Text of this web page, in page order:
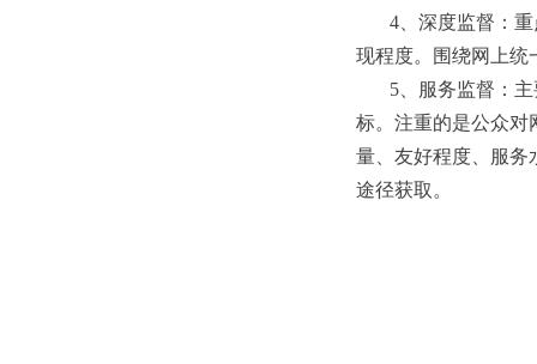
4、深度监督：
现程度。围绕网上统
5、服务监督：
标。注重的是公众对
量、友好程度、服务
途径获取。